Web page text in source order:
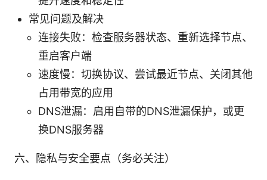
常见问题及解决
连接失败：检查服务器状态、重新选择节点、
重启客户端
速度慢：切换协议、尝试最近节点、关闭其他
占用带宽的应用
DNS泄漏：启用自带的DNS泄漏保护，或更
换DNS服务器
六、隐私与安全要点（务必关注）